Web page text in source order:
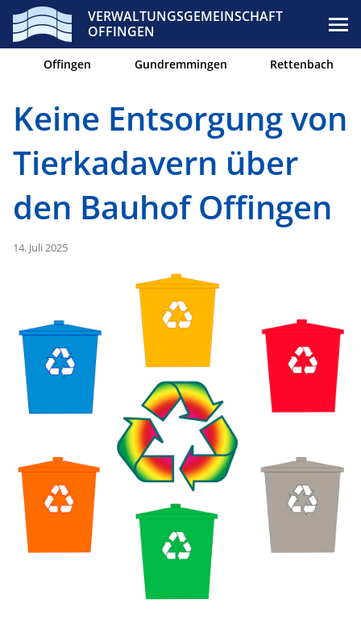
VERWALTUNGSGEMEINSCHAFT
OFFINGEN
Offingen Gundremmingen Rettenbach
Keine Entsorgung von
Tierkadavern über
den Bauhof Offingen
14. Juli 2025